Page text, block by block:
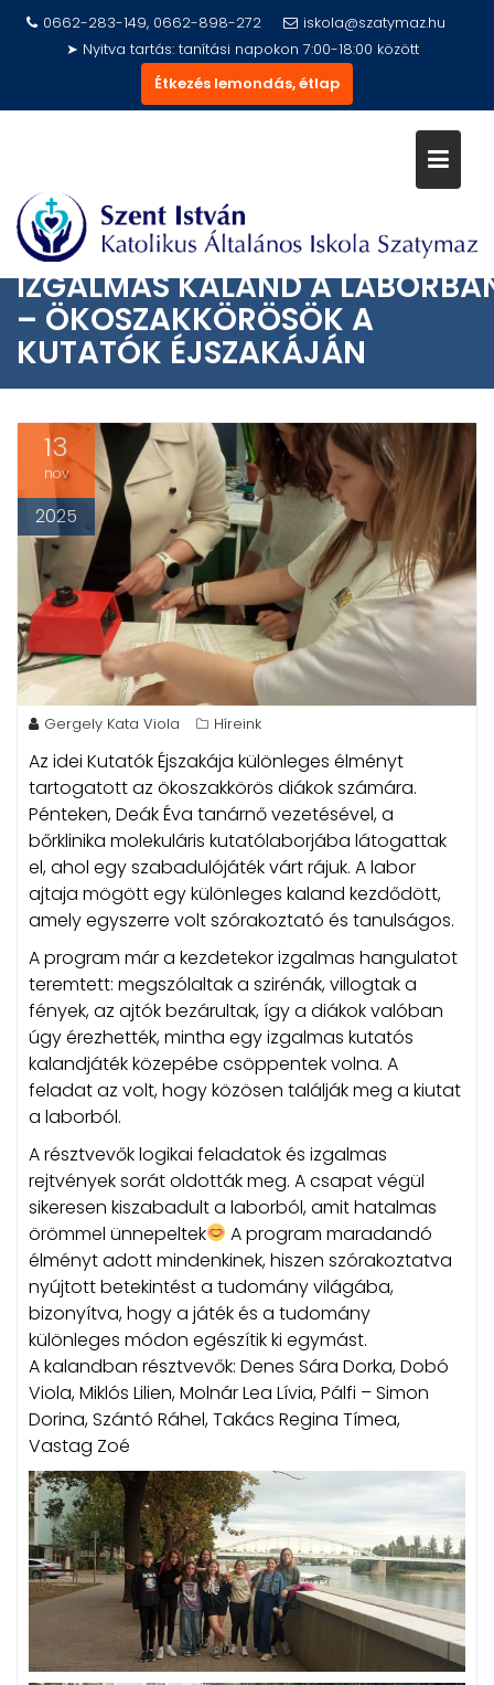
0662-283-149, 0662-898-272
iskola@szatymaz.hu
➤ Nyitva tartás: tanítási napokon 7:00-18:00 között
Étkezés lemondás, étlap
IZGALMAS KALAND A
– ÖKOSZAKKÖRÖSÖK A
KUTATÓK ÉJSZAKÁJÁN
13
nov
2025
Gergely Kata Viola Híreink
Az idei Kutatók Éjszakája különleges élményt
tartogatott az ökoszakkörös diákok számára.
Pénteken, Deák Éva tanárnő vezetésével, a
bőrklinika molekuláris kutatólaborjába látogattak
el, ahol egy szabadulójáték várt rájuk. A labor
ajtaja mögött egy különleges kaland kezdődött,
amely egyszerre volt szórakoztató és tanulságos.
A program már a kezdetekor izgalmas hangulatot
teremtett: megszólaltak a szirénák, villogtak a
fények, az ajtók bezárultak, így a diákok valóban
úgy érezhették, mintha egy izgalmas kutatós
kalandjáték közepébe csöppentek volna. A
feladat az volt, hogy közösen találják meg a kiutat
a laborból.
A résztvevők logikai feladatok és izgalmas
rejtvények sorát oldották meg. A csapat végül
sikeresen kiszabadult a laborból, amit hatalmas
örömmel ünnepeltek
A program maradandó
élményt adott mindenkinek, hiszen szórakoztatva
nyújtott betekintést a tudomány világába,
bizonyítva, hogy a játék és a tudomány
különleges módon egészítik ki egymást.
A kalandban résztvevők: Denes Sára Dorka, Dobó
Viola, Miklós Lilien, Molnár Lea Lívia, Pálfi – Simon
Dorina, Szántó Ráhel, Takács Regina Tímea,
Vastag Zoé